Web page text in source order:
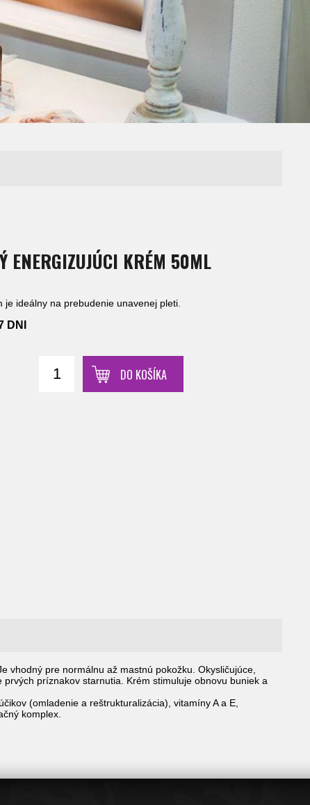
ENERGIZUJÚCI KRÉM 50ML
je ideálny na prebudenie unavenej pleti.
DNI
DO KOŠÍKA
vhodný pre normálnu až mastnú pokožku. Okysličujúce,
príznakov starnutia. Krém stimuluje obnovu buniek a
(omladenie a reštrukturalizácia), vitamíny A a E,
komplex.